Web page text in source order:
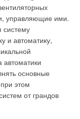
управляющие ими.
систему
и автоматику,
основные
этом
от грандов
контура
хладагента
это и стало
R-407C.
может привести к
среду.
необходимо
этим никто не
ближайшей
407C не опасен,
прочность:
пенополистирол,
(минимальной
сетку (с
в один
каркасом.